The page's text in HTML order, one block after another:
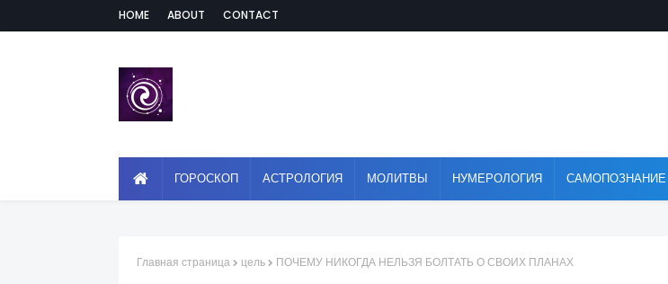
HOME ABOUT CONTACT
ГОРОСКОП АСТРОЛОГИЯ МОЛИТВЫ НУМЕРОЛОГИЯ САМОПОЗНАНИЕ
Главная страница цель ПОЧЕМУ НИКОГДА НЕЛЬЗЯ БОЛТАТЬ О СВОИХ ПЛАНАХ